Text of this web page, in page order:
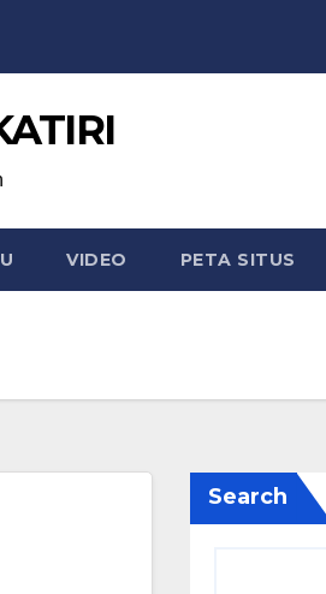
VIDEO PETA SITUS
Search